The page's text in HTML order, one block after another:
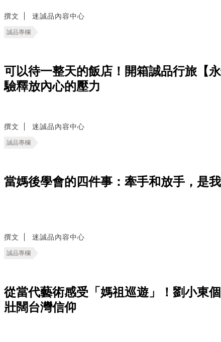
撰文 迷誠品內容中心
誠品專欄
可以待一整天的飯店！開箱誠品行旅【
驗釋放內心的壓力
撰文 迷誠品內容中心
誠品專欄
當媽後學會的四件事：牽手和放手，是
撰文 迷誠品內容中心
誠品專欄
從當代藝術感受「媽祖巡遊」！劉小東
壯闊台灣信仰